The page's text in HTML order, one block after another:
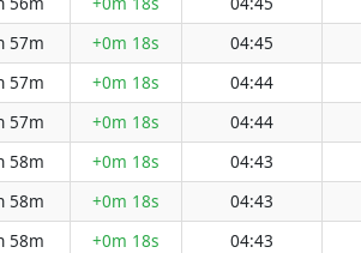
57m +0m 18s 04:45
57m +0m 18s 04:44
57m +0m 18s 04:44
58m +0m 18s 04:43
58m +0m 18s 04:43
58m +0m 18s 04:43